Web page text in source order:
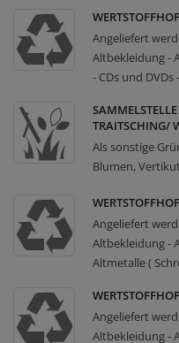
Angeliefert
Altbekleidung -
- CDs und
TRAITSCHING/
Als sonstige
Blumen,
Angeliefert
Altbekleidung -
Altmetalle (
Angeliefert
Altbekleidung -